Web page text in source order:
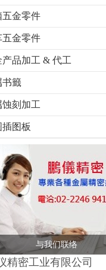
五金零件
五金零件
产品加工 & 代工
书籤
蚀刻加工
插图板
与我们联络
精密工业有限公司